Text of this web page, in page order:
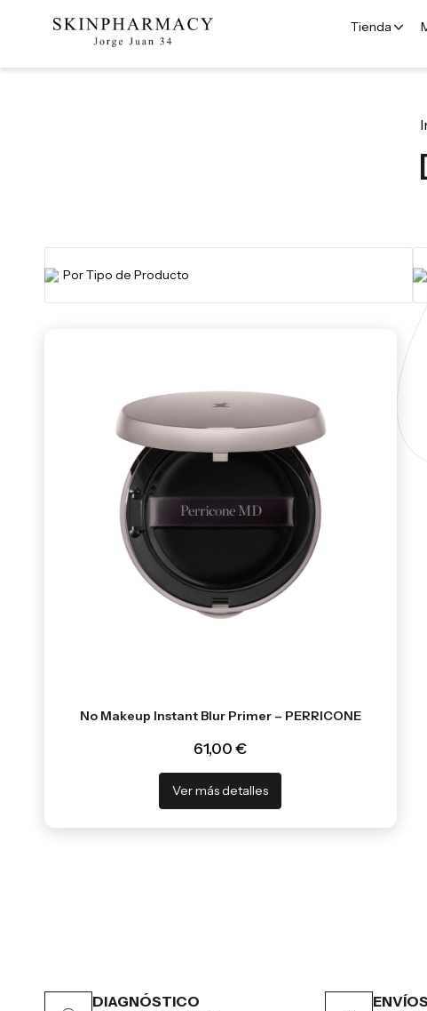
Tienda
No Makeup Instant Blur Primer – PERRICONE
61,00 €
Ver más detalles
DIAGNÓSTICO
ENVÍOS